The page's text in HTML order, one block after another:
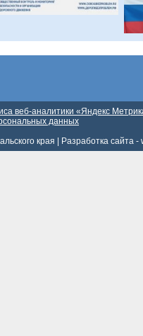
веб-аналитики «Яндекс
данных
края |
Разработка сайта -